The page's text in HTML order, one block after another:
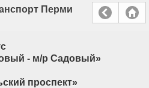
Перми
- м/р Садовый»
проспект»